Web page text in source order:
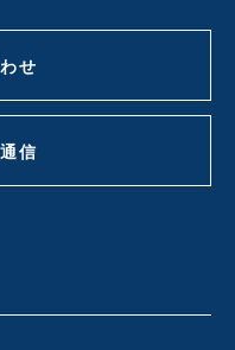
せ
信